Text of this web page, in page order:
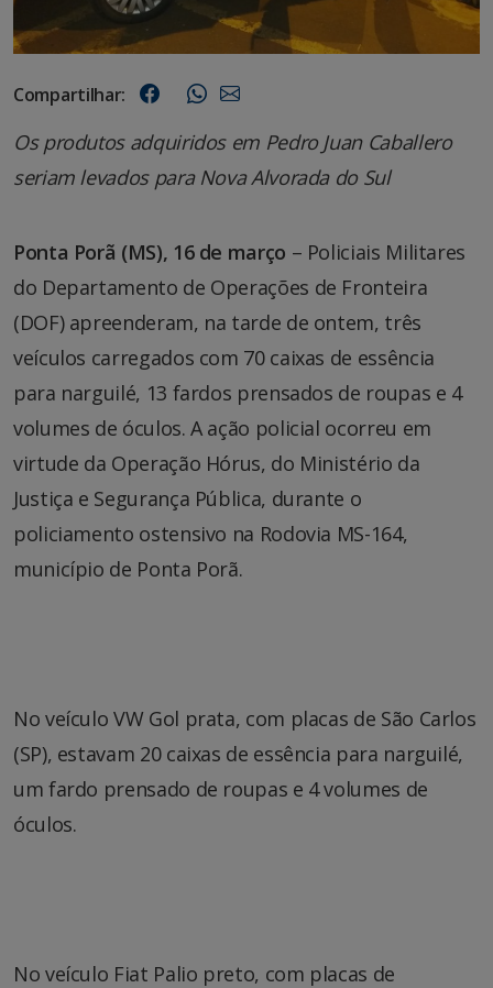
Compartilhar:
Os produtos adquiridos em Pedro Juan Caballero
seriam levados para Nova Alvorada do Sul
Ponta Porã (MS), 16 de março – Policiais Militares
do Departamento de Operações de Fronteira
(DOF) apreenderam, na tarde de ontem, três
veículos carregados com 70 caixas de essência
para narguilé, 13 fardos prensados de roupas e 4
volumes de óculos. A ação policial ocorreu em
virtude da Operação Hórus, do Ministério da
Justiça e Segurança Pública, durante o
policiamento ostensivo na Rodovia MS-164,
município de Ponta Porã.
No veículo VW Gol prata, com placas de São Carlos
(SP), estavam 20 caixas de essência para narguilé,
um fardo prensado de roupas e 4 volumes de
óculos.
No veículo Fiat Palio preto, com placas de